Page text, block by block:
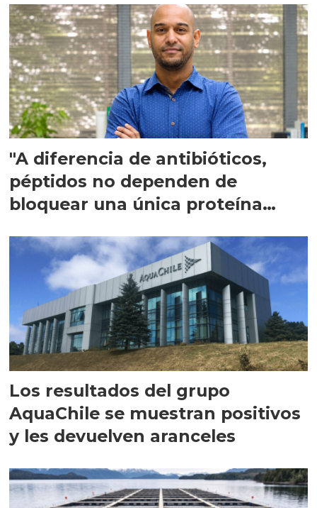
"A diferencia de antibióticos,
péptidos no dependen de
bloquear una única proteína
Los resultados del grupo
AquaChile se muestran positivos
y les devuelven aranceles